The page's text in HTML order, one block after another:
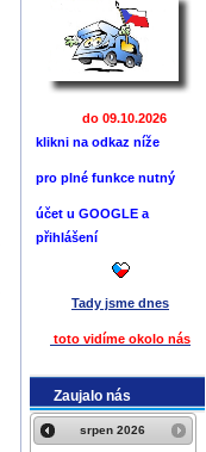
do 09.10.2026
klikni na odkaz níže
pro plné funkce nutný
účet u GOOGLE a
přihlášení
Tady jsme dnes
toto vidíme okolo nás
Zaujalo nás
srpen 2026